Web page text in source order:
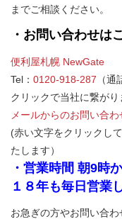
までご相談ください。
・お問い合わせは
便利屋札幌 NewGate
Tel： 0120-918-287 （
クリックで当社に繋がり
メールからのお問い合
(赤い文字をクリックし
たします）
・営業時間 朝9
１８年も毎日営業
お急ぎの方やお問い合